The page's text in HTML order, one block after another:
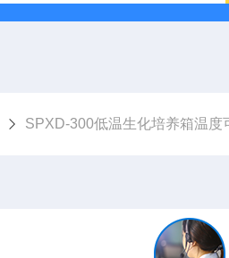
SPXD-300低温生化培养箱温度